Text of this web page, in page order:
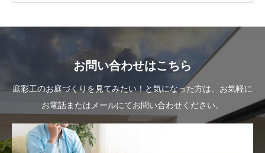
お問い合わせはこちら
庭彩工のお庭づくりを見てみたい！と気になった方は、お気軽に
お電話またはメールにてお問い合わせください。